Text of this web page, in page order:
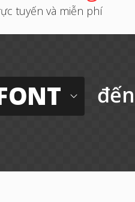
tuyến và miễn phí
đến